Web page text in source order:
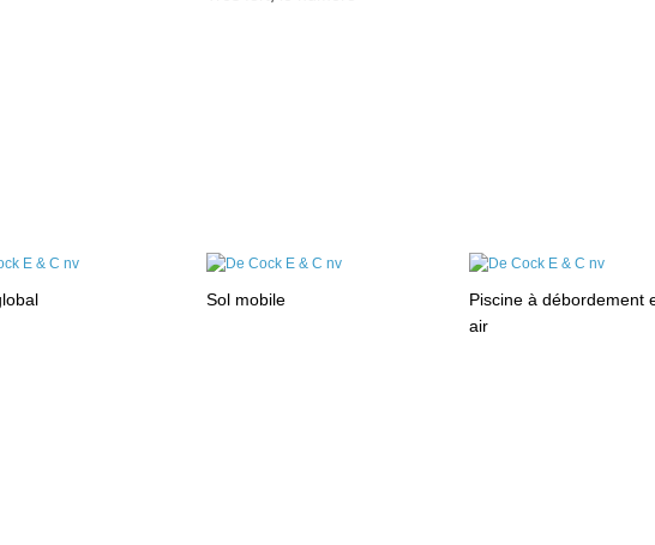
Sol mobile
Piscine à débordement
air